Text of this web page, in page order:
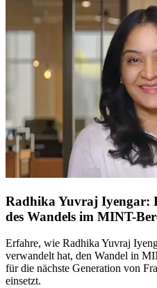
Radhika Yuvraj Iyengar:
des Wandels im MINT-
Erfahre, wie Radhika Yuvraj
verwandelt hat, den Wandel in
für die nächste Generation von
einsetzt.